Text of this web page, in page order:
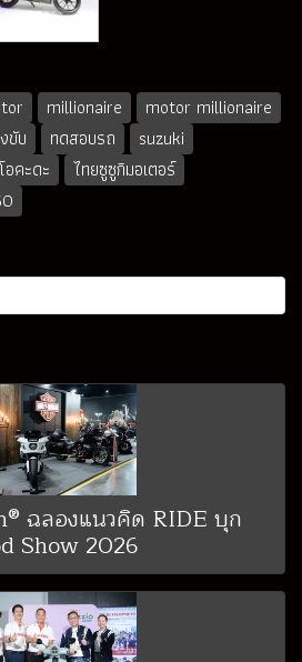
millionaire
motor millionaire
ขับ ทดสอบรถ
suzuki
อคะดะ
ไทยซูซูกิมอเตอร์
ฉลองแนวคิด RIDE บุก
Show 2026